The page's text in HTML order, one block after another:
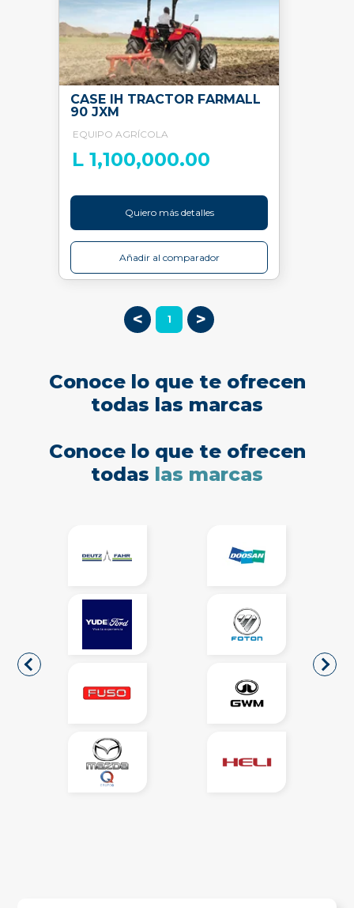
CASE IH TRACTOR FARMALL
90 JXM
EQUIPO AGRÍCOLA
L 1,100,000.00
Quiero más detalles
Añadir al comparador
< 1 >
Conoce lo que te ofrecen
todas las marcas
Conoce lo que te ofrecen
todas las marcas